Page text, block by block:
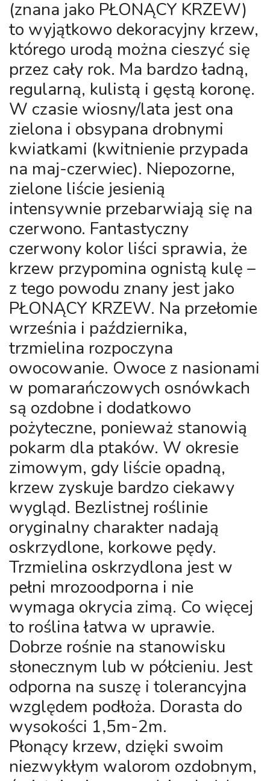
(znana jako PŁONĄCY KRZEW)
to wyjątkowo dekoracyjny krzew,
którego urodą można cieszyć się
przez cały rok. Ma bardzo ładną,
regularną, kulistą i gęstą koronę.
W czasie wiosny/lata jest ona
zielona i obsypana drobnymi
kwiatkami (kwitnienie przypada
na maj-czerwiec). Niepozorne,
zielone liście jesienią
intensywnie przebarwiają się na
czerwono. Fantastyczny
czerwony kolor liści sprawia, że
krzew przypomina ognistą kulę –
z tego powodu znany jest jako
PŁONĄCY KRZEW. Na przełomie
września i października,
trzmielina rozpoczyna
owocowanie. Owoce z nasionami
w pomarańczowych osnówkach
są ozdobne i dodatkowo
pożyteczne, ponieważ stanowią
pokarm dla ptaków. W okresie
zimowym, gdy liście opadną,
krzew zyskuje bardzo ciekawy
wygląd. Bezlistnej roślinie
oryginalny charakter nadają
oskrzydlone, korkowe pędy.
Trzmielina oskrzydlona jest w
pełni mrozoodporna i nie
wymaga okrycia zimą. Co więcej
to roślina łatwa w uprawie.
Dobrze rośnie na stanowisku
słonecznym lub w półcieniu. Jest
odporna na suszę i tolerancyjna
względem podłoża. Dorasta do
wysokości 1,5m-2m.
Płonący krzew, dzięki swoim
niezwykłym walorom ozdobnym,